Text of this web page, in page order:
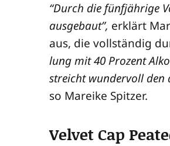
“Durch die fünf­jäh­ri­ge
aus­ge­baut”, erklärt
aus, die voll­stän­dig
lung mit 40 Pro­zent
streicht wun­der­voll den
so Marei­ke Spitzer.
Velvet Cap